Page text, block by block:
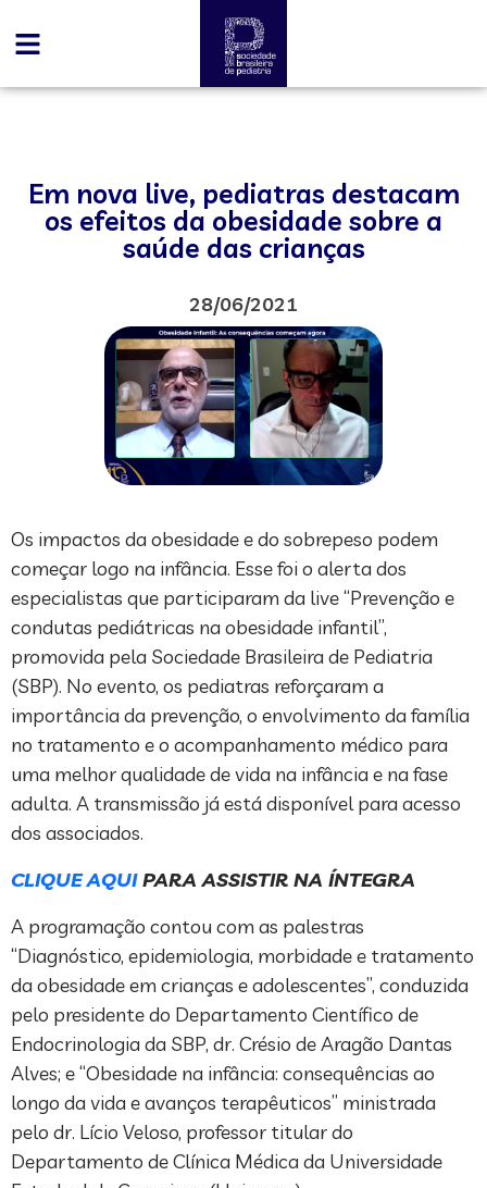
Em nova live, pediatras destacam
os efeitos da obesidade sobre a
saúde das crianças
28/06/2021
Os impactos da obesidade e do sobrepeso podem
começar logo na infância. Esse foi o alerta dos
especialistas que participaram da live “Prevenção e
condutas pediátricas na obesidade infantil”,
promovida pela Sociedade Brasileira de Pediatria
(SBP). No evento, os pediatras reforçaram a
importância da prevenção, o envolvimento da família
no tratamento e o acompanhamento médico para
uma melhor qualidade de vida na infância e na fase
adulta. A transmissão já está disponível para acesso
dos associados.
CLIQUE AQUIPARA ASSISTIR NA ÍNTEGRA
A programação contou com as palestras
“Diagnóstico, epidemiologia, morbidade e tratamento
da obesidade em crianças e adolescentes”, conduzida
pelo presidente do Departamento Científico de
Endocrinologia da SBP, dr. Crésio de Aragão Dantas
Alves; e “Obesidade na infância: consequências ao
longo da vida e avanços terapêuticos” ministrada
pelo dr. Lício Veloso, professor titular do
Departamento de Clínica Médica da Universidade